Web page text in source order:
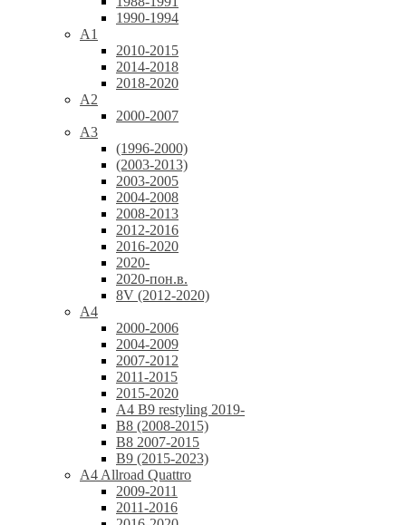
1990-1994
A1
2010-2015
2014-2018
2018-2020
A2
2000-2007
A3
(1996-2000)
(2003-2013)
2003-2005
2004-2008
2008-2013
2012-2016
2016-2020
2020-
2020-пон.в.
8V (2012-2020)
A4
2000-2006
2004-2009
2007-2012
2011-2015
2015-2020
A4 B9 restyling 2019-
B8 (2008-2015)
B8 2007-2015
B9 (2015-2023)
A4 Allroad Quattro
2009-2011
2011-2016